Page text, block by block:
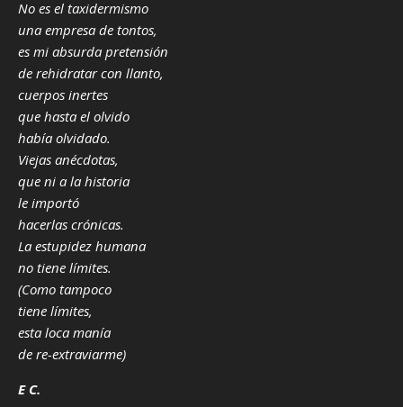
No es el taxidermismo
una empresa de tontos,
es mi absurda pretensión
de rehidratar con llanto,
cuerpos inertes
que hasta el olvido
había olvidado.
Viejas anécdotas,
que ni a la historia
le importó
hacerlas crónicas.
La estupidez humana
no tiene límites.
(Como tampoco
tiene límites,
esta loca manía
de re-extraviarme)
E C.